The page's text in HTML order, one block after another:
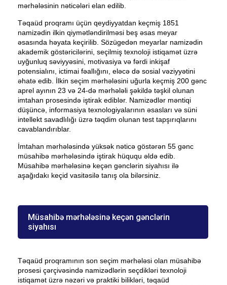
mərhələsinin nəticələri elan edilib.
Təqaüd proqramı üçün qeydiyyatdan keçmiş 1851
namizədin ilkin qiymətləndirilməsi beş əsas meyar
əsasında həyata keçirilib. Sözügedən meyarlar namizədin
akademik göstəricilərini, seçilmiş texnoloji istiqamət üzrə
uyğunluq səviyyəsini, motivasiya və fərdi inkişaf
potensialını, ictimai fəallığını, eləcə də sosial vəziyyətini
əhatə edib. İlkin seçim mərhələsini uğurla keçmiş 200 gənc
aprel ayının 23 və 24-də mərhələli şəkildə təşkil olunan
imtahan prosesində iştirak ediblər. Namizədlər məntiqi
düşüncə, informasiya texnologiyalarının əsasları və süni
intellekt savadlılığı üzrə təqdim olunan test tapşırıqlarını
cavablandırıblar.
İmtahan mərhələsində yüksək nəticə göstərən 55 gənc
müsahibə mərhələsində iştirak hüququ əldə edib.
Müsahibə mərhələsinə keçən gənclərin siyahısı ilə
aşağıdakı keçid vasitəsilə tanış ola bilərsiniz.
Müsahibə mərhələsinə keçən gənclərin
siyahısı
Təqaüd proqramının son seçim mərhələsi olan müsahibə
prosesi çərçivəsində namizədlərin seçdikləri texnoloji
istiqamət üzrə nəzəri və praktiki bilikləri, təqaüd